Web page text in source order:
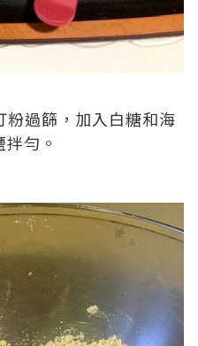
粉過篩，加入白糖和海
拌勻。